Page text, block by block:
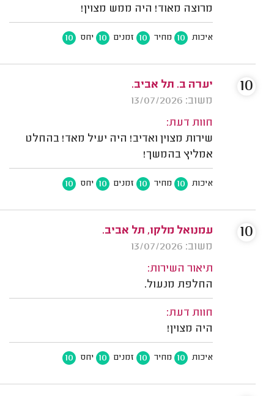
מרוצה מאוד! היה ממש מצוין!
איכות 10 מחיר 10 זמנים 10 יחס 10
יערה ב. תל אביב.
משוב: 13/07/2026
חוות דעת:
שירות מצוין ואדיב! היה יעיל מאד! בהחלט
אמליץ בהמשך!
איכות 10 מחיר 10 זמנים 10 יחס 10
10
עמנואל מלקו, תל אביב.
משוב: 13/07/2026
תיאור השירות:
החלפת מנעול.
חוות דעת:
היה מצוין!
איכות 10 מחיר 10 זמנים 10 יחס 10
10